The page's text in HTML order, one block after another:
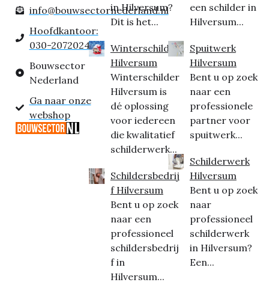
info@bouwsectornederland.nl
Hoofdkantoor:
030-2072024
Bouwsector
Nederland
Ga naar onze
webshop
in Hilversum?
Dit is het...
Winterschilder
Hilversum
Winterschilder
Hilversum is
dé oplossing
voor iedereen
die kwalitatief
schilderwerk...
Schildersbedrij
f Hilversum
Bent u op zoek
naar een
professioneel
schildersbedrij
f in
Hilversum...
een schilder in
Hilversum...
Spuitwerk
Hilversum
Bent u op zoek
naar een
professionele
partner voor
spuitwerk...
Schilderwerk
Hilversum
Bent u op zoek
naar
professioneel
schilderwerk
in Hilversum?
Een...